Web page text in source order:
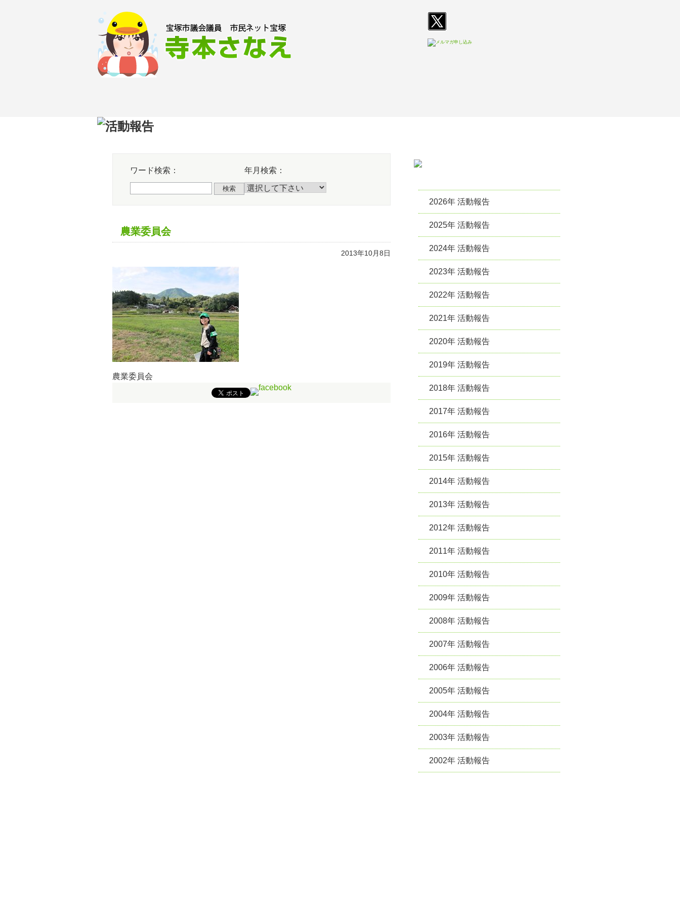
ワード検索：
検索
年月検索：
農業委員会
2013年10月8日
農業委員会
2026年 活動報告
2025年 活動報告
2024年 活動報告
2023年 活動報告
2022年 活動報告
2021年 活動報告
2020年 活動報告
2019年 活動報告
2018年 活動報告
2017年 活動報告
2016年 活動報告
2015年 活動報告
2014年 活動報告
2013年 活動報告
2012年 活動報告
2011年 活動報告
2010年 活動報告
2009年 活動報告
2008年 活動報告
2007年 活動報告
2006年 活動報告
2005年 活動報告
2004年 活動報告
2003年 活動報告
2002年 活動報告